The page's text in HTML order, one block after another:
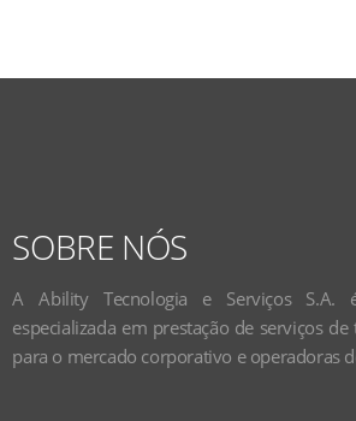
SOBRE NÓS
A Ability Tecnologia e Serviços S.A.
especializada em prestação de serviços de
para o mercado corporativo e operadoras